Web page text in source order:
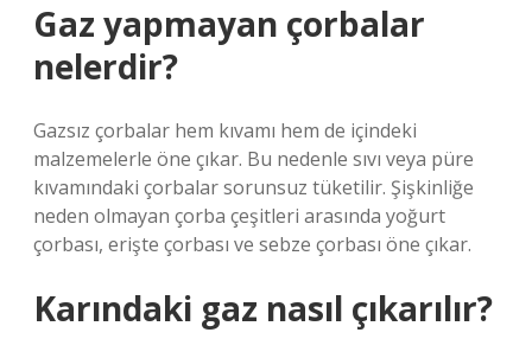
Gaz yapmayan çorbalar
nelerdir?
Gazsız çorbalar hem kıvamı hem de içindeki
malzemelerle öne çıkar. Bu nedenle sıvı veya püre
kıvamındaki çorbalar sorunsuz tüketilir. Şişkinliğe
neden olmayan çorba çeşitleri arasında yoğurt
çorbası, erişte çorbası ve sebze çorbası öne çıkar.
Karındaki gaz nasıl çıkarılır?